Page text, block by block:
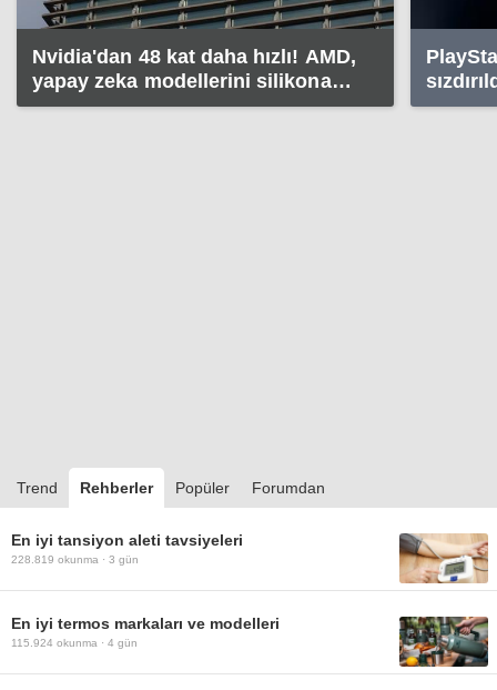
Nvidia'dan 48 kat daha hızlı! AMD,
yapay zeka modellerini silikona
taşıyor
Trend Rehberler Popüler Forumdan
En iyi tansiyon aleti tavsiyeleri
228.819 okunma · 3 gün
En iyi termos markaları ve modelleri
115.924 okunma · 4 gün